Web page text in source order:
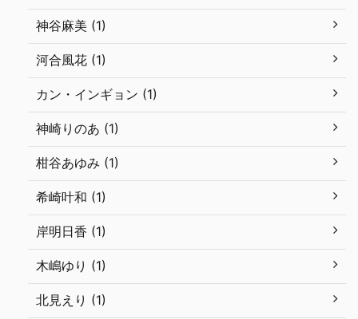
神谷麻美 (1)
河合風花 (1)
カン・インギョン (1)
神崎りのあ (1)
柑谷あゆみ (1)
希崎叶和 (1)
岸明日香 (1)
木嶋ゆり (1)
北見えり (1)